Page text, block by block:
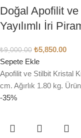
Doğal Apofilit
Yayılımlı İri
₺9,000.00 ₺5,850.00
Sepete Ekle
Apofilit ve Stilbit Kristal
cm. Ağırlık 1.80 kg.
-35%